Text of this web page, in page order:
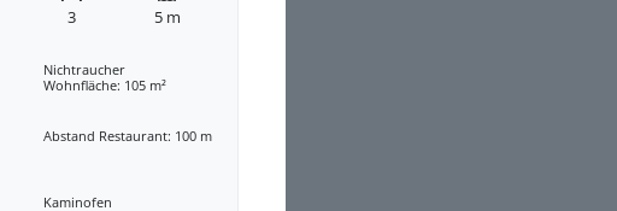
3
5 m
Nichtraucher
Wohnfläche: 105 m²
Abstand Restaurant: 100 m
Kaminofen